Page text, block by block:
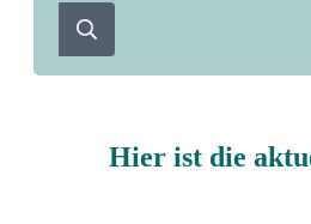
Hier ist die